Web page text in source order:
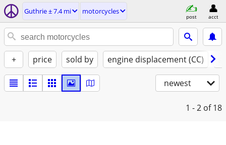
Guthrie ± 7.4 mi motorcycles
post acct
+ price sold by engine displacement (CC)
newest
1 - 2 of 18